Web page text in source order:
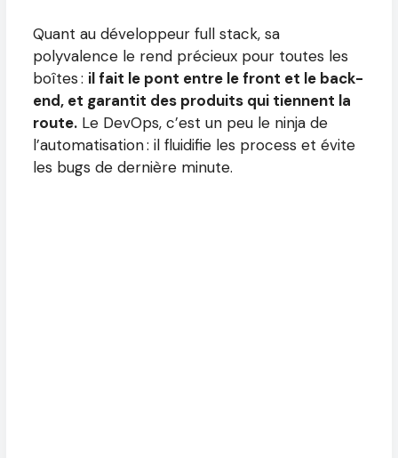
Quant au développeur full stack, sa
polyvalence le rend précieux pour toutes les
boîtes : il fait le pont entre le front et le back-
end, et garantit des produits qui tiennent la
route. Le DevOps, c’est un peu le ninja de
l’automatisation : il fluidifie les process et évite
les bugs de dernière minute.